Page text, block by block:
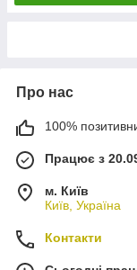
Про нас
100%
Працює з
м. Київ
Київ, Україна
Контакти